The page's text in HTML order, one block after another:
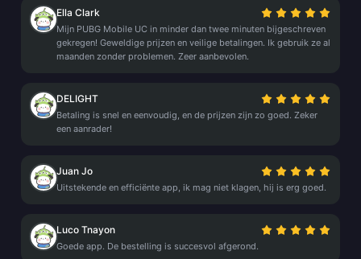
Ella Clark
Mijn PUBG Mobile UC in minder dan twee minuten bijgeschreven
gekregen! Geweldige prijzen en veilige betalingen. Ik gebruik ze al
maanden zonder problemen. Zeer aanbevolen.
DELIGHT
Betaling is snel en eenvoudig, en de prijzen zijn zo goed. Zeker
een aanrader!
Juan Jo
Uitstekende en efficiënte app, ik mag niet klagen, hij is erg goed.
Luco Tnayon
Goede app. De bestelling is succesvol afgerond.